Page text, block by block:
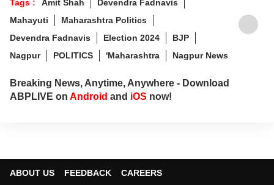
Tags : Amit Shah
Devendra Fadnavis
Mahayuti
Maharashtra Politics
Devendra Fadnavis
Election 2024
BJP
Nagpur
POLITICS 'Maharashtra Nagpur News
Breaking News, Anytime, Anywhere - Download
ABPLIVE on Android and iOS now!
ABOUT US FEEDBACK
CAREERS